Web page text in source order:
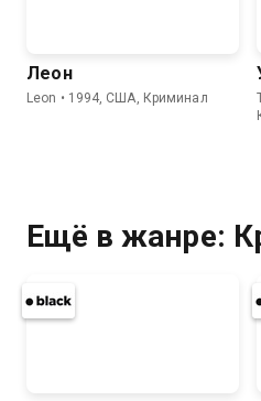
Леон
Leon • 1994, США, Криминал
Ещё в жанре: